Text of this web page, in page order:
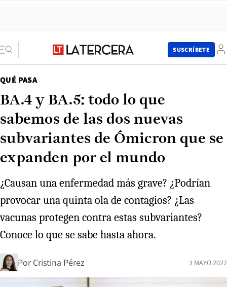
SUSCRÍBETE
QUÉ PASA
BA.4 y BA.5: todo lo que
sabemos de las dos nuevas
subvariantes de Ómicron que se
expanden por el mundo
¿Causan una enfermedad más grave? ¿Podrían
provocar una quinta ola de contagios? ¿Las
vacunas protegen contra estas subvariantes?
Conoce lo que se sabe hasta ahora.
Por Cristina Pérez 3 MAYO 2022